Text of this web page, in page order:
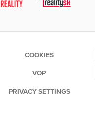
COOKIES
VOP
PRIVACY SETTINGS